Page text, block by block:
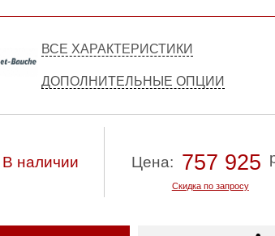
ВСЕ ХАРАКТЕРИСТИКИ
ДОПОЛНИТЕЛЬНЫЕ ОПЦИИ
В наличии Цена: 757 925
Скидка по запросу